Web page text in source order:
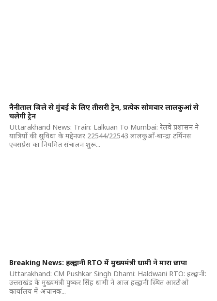
नैनीताल जिले से मुंबई के लिए तीसरी ट्रेन, प्रत्येक सोमवार लालकुआं से
चलेगी ट्रेन
Uttarakhand News: Train: Lalkuan To Mumbai: रेलवे प्रशासन ने
यात्रियों की सुविधा के मद्देनजर 22544/22543 लालकुआँ-बान्द्रा टर्मिनस
एक्सप्रेस का नियमित संचालन शुरू...
Breaking News: हल्द्वानी RTO में मुख्यमंत्री धामी ने मारा छापा
Uttarakhand: CM Pushkar Singh Dhami: Haldwani RTO: हल्द्वानी:
उत्तराखंड के मुख्यमंत्री पुष्कर सिंह धामी ने आज हल्द्वानी स्थित आरटीओ
कार्यालय में अचानक...